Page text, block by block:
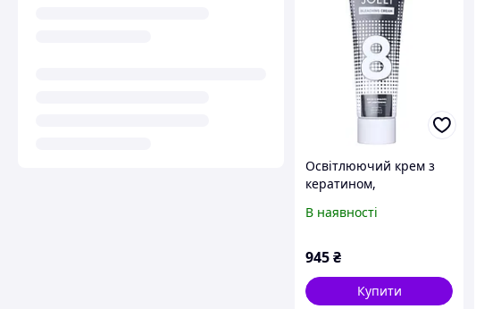
Освітлюючий крем з
кератином,
ромашкою Unic Jolli
В наявності
945₴
Купити